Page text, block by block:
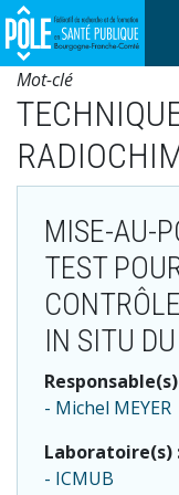
Aller
au
contenu
principal
Mot-clé
MISE-AU-
TEST
IN SITU
Michel MEYER
Laboratoire(s)
ICMUB